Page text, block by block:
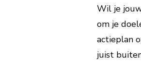
Wil je
om je
actieplan
juist